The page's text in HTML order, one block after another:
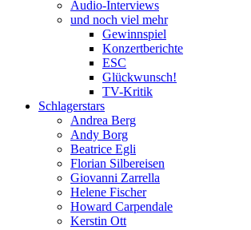
Audio-Interviews
und noch viel mehr
Gewinnspiel
Konzertberichte
ESC
Glückwunsch!
TV-Kritik
Schlagerstars
Andrea Berg
Andy Borg
Beatrice Egli
Florian Silbereisen
Giovanni Zarrella
Helene Fischer
Howard Carpendale
Kerstin Ott